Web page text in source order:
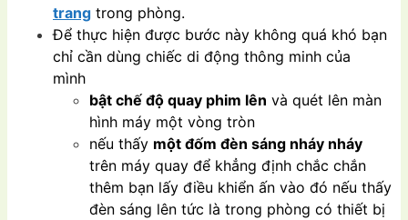
trang trong phòng.
Để thực hiện được bước này không quá khó bạn
chỉ cần dùng chiếc di động thông minh của
mình
bật chế độ quay phim lên và quét lên màn
hình máy một vòng tròn
nếu thấy một đốm đèn sáng nháy nháy
trên máy quay để khẳng định chắc chắn
thêm bạn lấy điều khiển ấn vào đó nếu thấy
đèn sáng lên tức là trong phòng có thiết bị